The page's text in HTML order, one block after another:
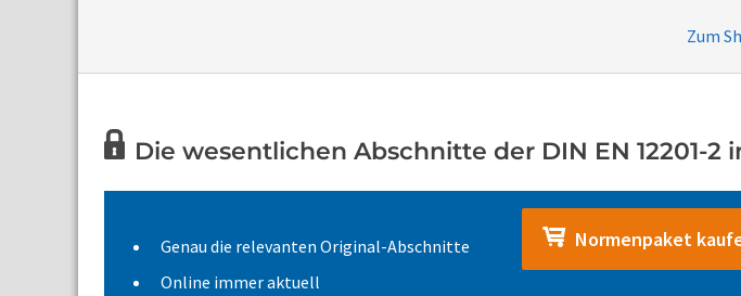
Zum
Die wesentlichen Abschnitte der DIN EN 12201-2
Genau die relevanten Original-Abschnitte
Online immer aktuell
Normenpaket